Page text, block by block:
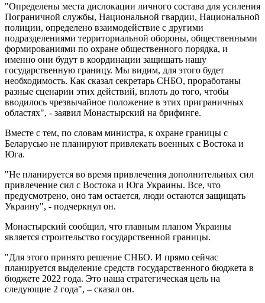
"Определены места дислокации личного состава для усиления
Пограничной службы, Национальной гвардии, Национальной
полиции, определено взаимодействие с другими
подразделениями территориальной обороны, общественными
формированиями по охране общественного порядка, и
именно они будут в координации защищать нашу
государственную границу. Мы видим, для этого будет
необходимость. Как сказал секретарь СНБО, проработаны
разные сценарии этих действий, вплоть до того, чтобы
вводилось чрезвычайное положение в этих приграничных
областях", - заявил Монастырский на брифинге.
Вместе с тем, по словам министра, к охране границы с
Беларусью не планируют привлекать военных с Востока и
Юга.
"Не планируется во время привлечения дополнительных сил
привлечение сил с Востока и Юга Украины. Все, что
предусмотрено, оно там остается, люди остаются защищать
Украину", - подчеркнул он.
Монастырский сообщил, что главным планом Украины
является строительство государственной границы.
"Для этого принято решение СНБО. И прямо сейчас
планируется выделение средств государственного бюджета в
бюджете 2022 года. Это наша стратегическая цель на
следующие 2 года", – сказал он.